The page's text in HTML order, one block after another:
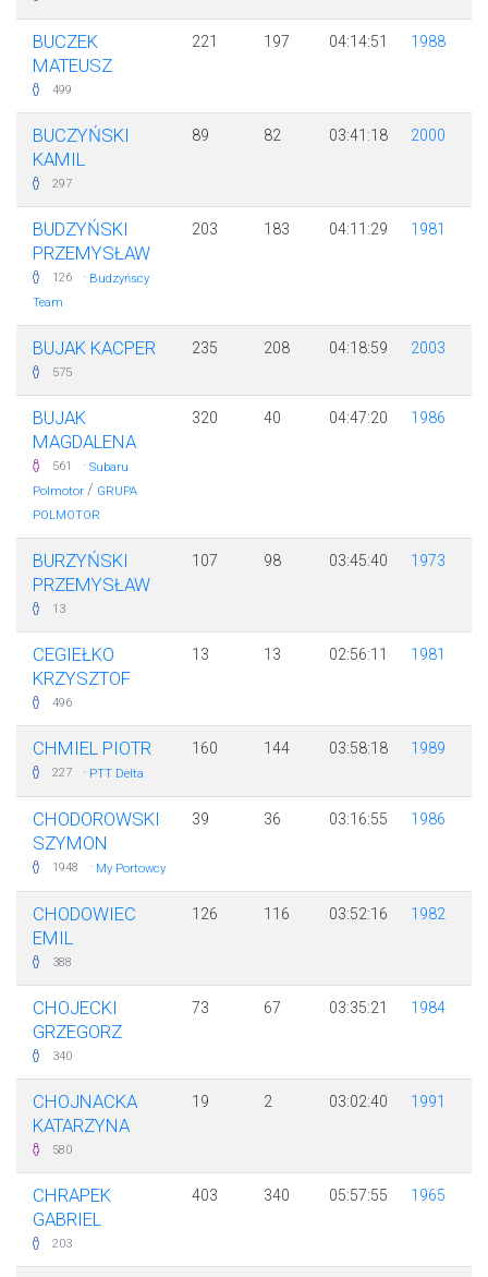
BUCZEK
MATEUSZ
499
221 197 04:14:51 1988
BUCZYŃSKI
KAMIL
297
89 82 03:41:18 2000
BUDZYŃSKI
PRZEMYSŁAW
126 · Budzyńscy
Team
203 183 04:11:29 1981
BUJAK KACPER
575
235 208 04:18:59 2003
BUJAK
MAGDALENA
561 · Subaru
Polmotor / GRUPA
POLMOTOR
320 40 04:47:20 1986
BURZYŃSKI
PRZEMYSŁAW
13
107 98 03:45:40 1973
CEGIEŁKO
KRZYSZTOF
496
13 13 02:56:11 1981
CHMIEL PIOTR
227 · PTT Delta
160 144 03:58:18 1989
CHODOROWSKI
SZYMON
1948 · My Portowcy
39 36 03:16:55 1986
CHODOWIEC
EMIL
388
126 116 03:52:16 1982
CHOJECKI
GRZEGORZ
340
73 67 03:35:21 1984
CHOJNACKA
KATARZYNA
580
19 2 03:02:40 1991
CHRAPEK
GABRIEL
203
403 340 05:57:55 1965